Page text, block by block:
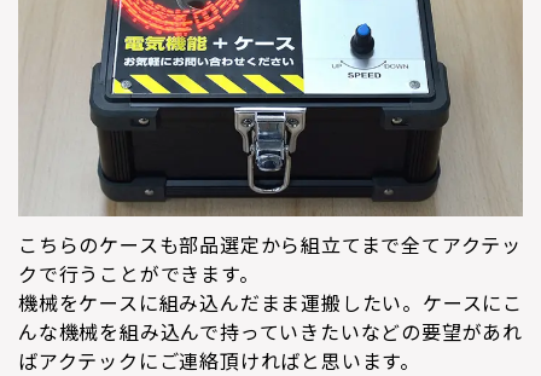
こちらのケースも部品選定から組立てまで全てアクテッ
クで行うことができます。
機械をケースに組み込んだまま運搬したい。ケースにこ
んな機械を組み込んで持っていきたいなどの要望があれ
ばアクテックにご連絡頂ければと思います。